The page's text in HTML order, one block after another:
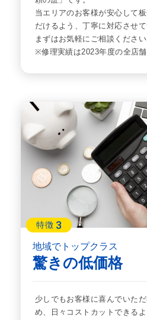
当エリアのお客様が安心して
だけるよう、丁寧に対応させて
まずはお気軽にご相談ください
※修理実績は2023年度の全店舗
特徴 3
地域でトップクラス
驚きの低価格
少しでもお客様に喜んでいた
め、日々コストカットできる